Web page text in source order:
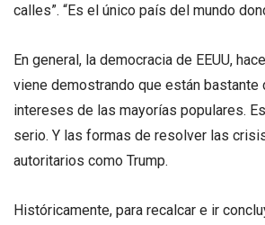
calles”. “Es el único país del mundo
En general, la democracia de EEUU,
viene demostrando que están bastante
intereses de las mayorías populares.
serio. Y las formas de resolver las
autoritarios como Trump.
Históricamente, para recalcar e ir